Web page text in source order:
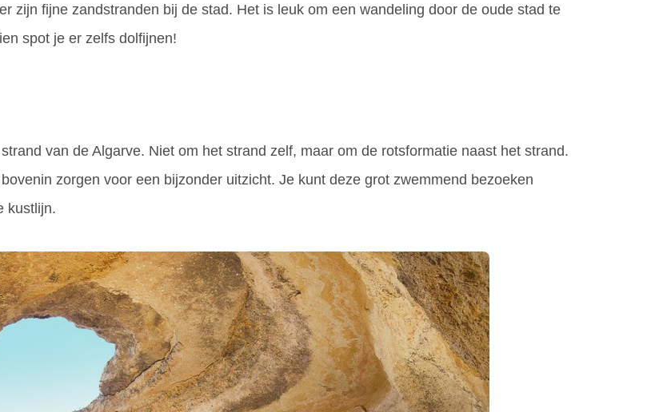
zijn fijne zandstranden bij de stad. Het is leuk om een wandeling door de oude stad te
spot je er zelfs dolfijnen!
van de Algarve. Niet om het strand zelf, maar om de rotsformatie naast het strand.
zorgen voor een bijzonder uitzicht. Je kunt deze grot zwemmend bezoeken
kustlijn.